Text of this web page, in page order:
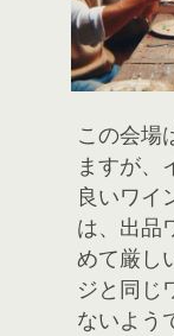
この会場
ますが、
良いワイ
は、出品
めて厳し
ジと同じ
ないよう